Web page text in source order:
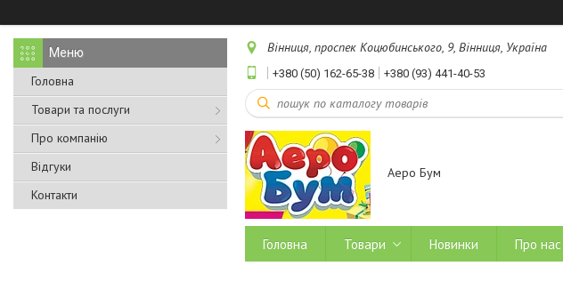
Головна
Товари та послуги
Про компанію
Відгуки
Контакти
Вінниця, проспек Коцюбинського, 9, Вінниця, Україна
+380 (50) 162-65-38 +380 (93) 441-40-53
Аеро Бум
Головна Товари Новинки Про нас